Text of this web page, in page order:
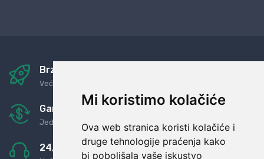
Mi koristimo kolačiće
Ova web stranica koristi kolačiće i
druge tehnologije praćenja kako
bi poboljšala vaše iskustvo
Brza i sigurna dostava
Već za nekoliko dana kod vas
Garancija u povrat novaca
Jednostavno pravilo: Roba za novac
24/7 odlična podrška